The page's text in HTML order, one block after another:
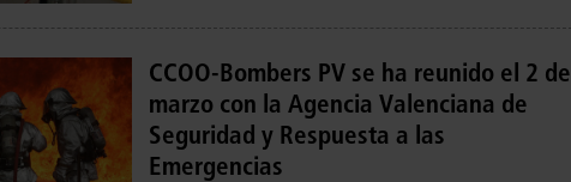
CCOO-Bombers PV se ha reunido el 2 de
marzo con la Agencia Valenciana de
Seguridad y Respuesta a las
Emergencias